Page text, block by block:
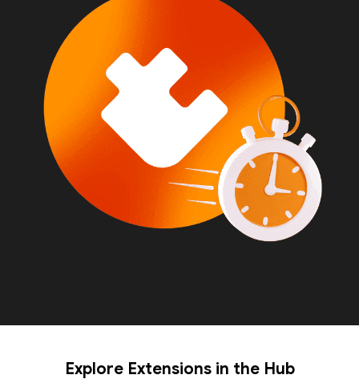
Explore Extensions in the Hub